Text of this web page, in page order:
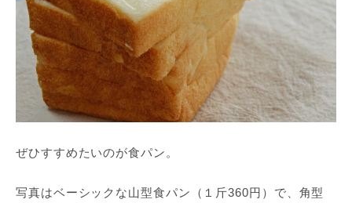
ぜひすすめたいのが食パン。
写真はベーシックな山型食パン（１斤360円）で、角型